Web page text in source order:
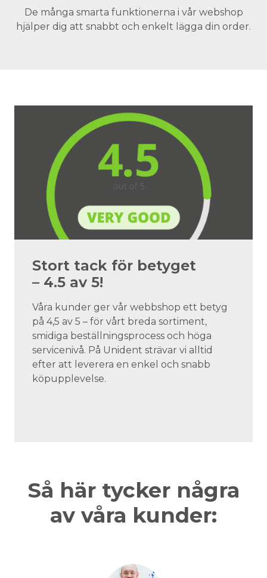
De många smarta funktionerna i vår webshop
hjälper dig att snabbt och enkelt lägga din order.
Stort tack för betyget
– 4.5 av 5!
Våra kunder ger vår webbshop ett betyg
på 4,5 av 5 – för vårt breda sortiment,
smidiga beställningsprocess och höga
servicenivå. På Unident strävar vi alltid
efter att leverera en enkel och snabb
köpupplevelse.
Så här tycker några
av våra kunder: